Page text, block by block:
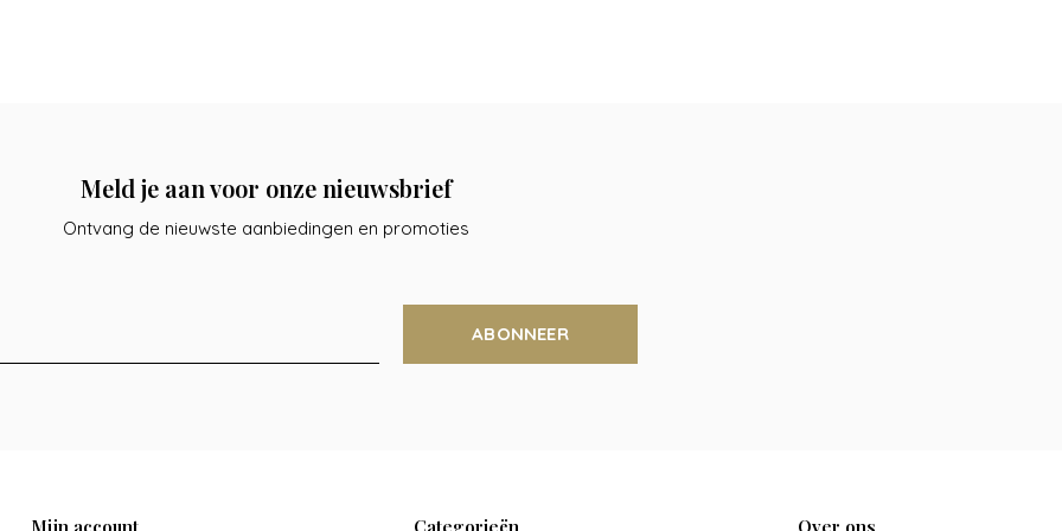
Meld je aan voor onze nieuwsbrief
Ontvang de nieuwste aanbiedingen en promoties
ABONNEER
Mijn account Categorieën Over ons